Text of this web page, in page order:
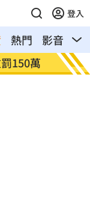
登入
熱門 影音
熱
150萬 開冷